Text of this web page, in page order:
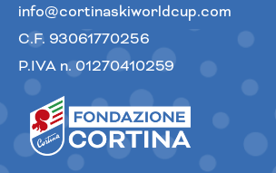
info@cortinaskiworldcup.com
C.F. 93061770256
P.IVA n. 01270410259